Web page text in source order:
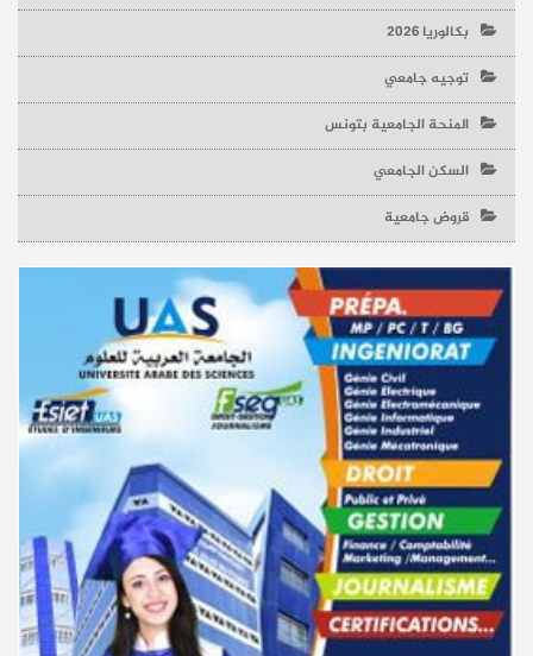
بكالوريا 2026
توجيه جامعي
المنحة الجامعية بتونس
السكن الجامعي
قروض جامعية